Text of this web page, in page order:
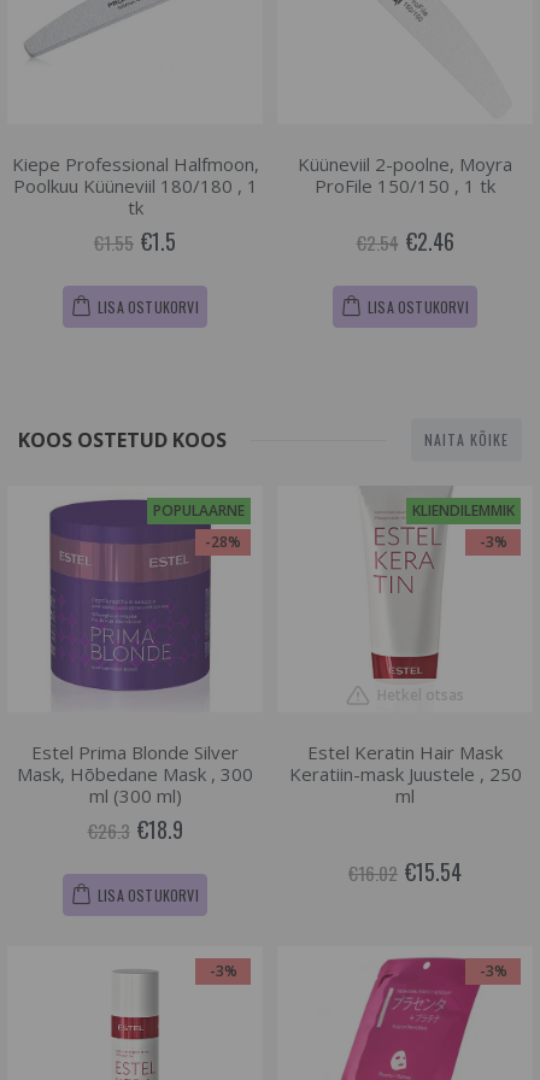
Kiepe Professional Halfmoon,
Poolkuu Küüneviil 180/180 , 1
tk
€1.55 €1.5
LISA OSTUKORVI
Küüneviil 2-poolne, Moyra
ProFile 150/150 , 1 tk
€2.54 €2.46
LISA OSTUKORVI
KOOS OSTETUD KOOS NAITA KÕIKE
POPULAARNE
-28%
Estel Prima Blonde Silver
Mask, Hõbedane Mask , 300
ml (300 ml)
€26.3 €18.9
LISA OSTUKORVI
KLIENDILEMMIK
-3%
Hetkel otsas
Estel Keratin Hair Mask
Keratiin-mask Juustele , 250
ml
€16.02 €15.54
-3% -3%